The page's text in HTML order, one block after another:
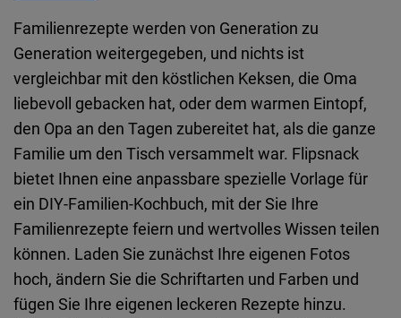
Familienrezepte werden von Generation zu
Generation weitergegeben, und nichts ist
vergleichbar mit den köstlichen Keksen, die Oma
liebevoll gebacken hat, oder dem warmen Eintopf,
den Opa an den Tagen zubereitet hat, als die ganze
Familie um den Tisch versammelt war. Flipsnack
bietet Ihnen eine anpassbare spezielle Vorlage für
ein DIY-Familien-Kochbuch, mit der Sie Ihre
Familienrezepte feiern und wertvolles Wissen teilen
können. Laden Sie zunächst Ihre eigenen Fotos
hoch, ändern Sie die Schriftarten und Farben und
fügen Sie Ihre eigenen leckeren Rezepte hinzu.